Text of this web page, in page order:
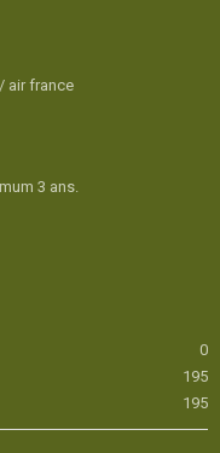
air france
3 ans.
0
195
195